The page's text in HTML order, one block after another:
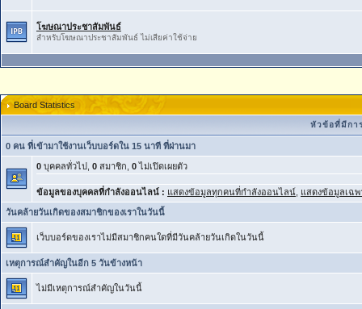
โฆษณาประชาสัมพันธ์
สำหรับโฆษณาประชาสัมพันธ์ ไม่เสียค่าใช้จ่าย
Board Statistics
หัวข้อที่มีกา
0 คน ที่เข้ามาใช้งานเว็บบอร์ดใน 15 นาที ที่ผ่านมา
0 บุคคลทั่วไป, 0 สมาชิก, 0ไม่เปิดเผยตัว
ข้อมูลของบุคคลที่กำลังออนไลน์ : แสดงข้อมูลทุกคนที่กำลังออนไลน์ แสดงข้อมูลเฉพ
วันคล้ายวันเกิดของสมาชิกของเราในวันนี้
เว็บบอร์ดของเราไม่มีสมาชิกคนใดที่มีวันคล้ายวันเกิดในวันนี้
เหตุการณ์สำคัญในอีก 5 วันข้างหน้า
ไม่มีเหตุการณ์สำคัญในวันนี้